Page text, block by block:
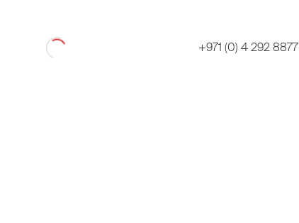
+971 (0) 4 292 8877
Loading